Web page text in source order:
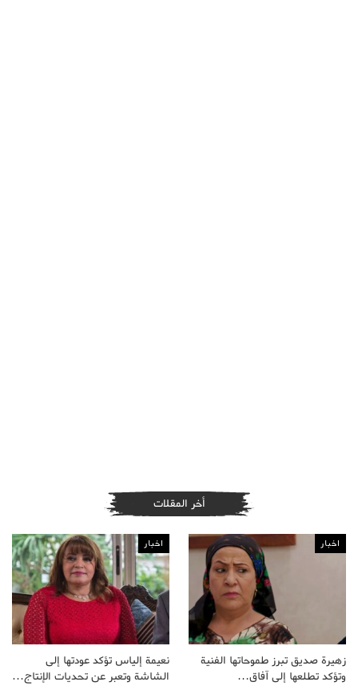
أخر المقلات
اخبار
زهيرة صديق تبرز طموحاتها الفنية
وتؤكد تطلعها إلى آفاق…
اخبار
نعيمة إلياس تؤكد عودتها إلى
الشاشة وتعبر عن تحديات الإنتاج…